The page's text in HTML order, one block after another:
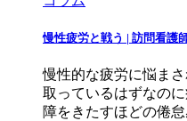
慢性疲労と戦う | 訪問看護
慢性的な疲労に悩ま
取っているはずなの
障をきたすほどの倦